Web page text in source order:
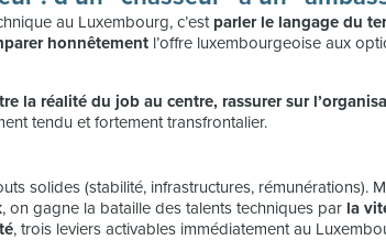
au Luxembourg, c’est parler le langage du
honnêtement l’offre luxembourgeoise aux
la réalité du job au centre, rassurer sur
tendu et fortement transfrontalier.
solides (stabilité, infrastructures, rémunérations).
, on gagne la bataille des talents techniques par la
, trois leviers activables immédiatement au